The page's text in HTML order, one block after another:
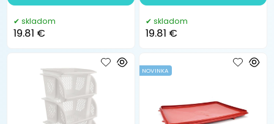
skladom
19.81 €
skladom
19.81 €
NOVINKA